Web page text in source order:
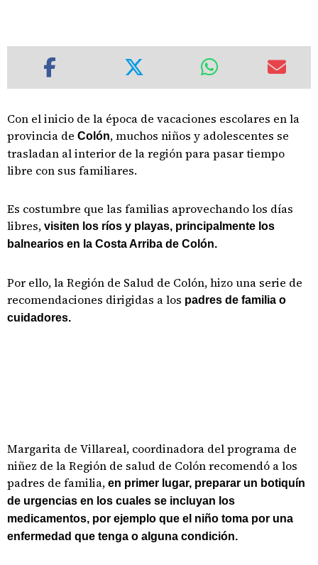
Con el inicio de la época de vacaciones escolares en la
provincia de Colón, muchos niños y adolescentes se
trasladan al interior de la región para pasar tiempo
libre con sus familiares.
Es costumbre que las familias aprovechando los días
libres, visiten los ríos y playas, principalmente los
balnearios en la Costa Arriba de Colón.
Por ello, la Región de Salud de Colón, hizo una serie de
recomendaciones dirigidas a los padres de familia o
cuidadores.
Margarita de Villareal, coordinadora del programa de
niñez de la Región de salud de Colón recomendó a los
padres de familia, en primer lugar, preparar un botiquín
de urgencias en los cuales se incluyan los
medicamentos, por ejemplo que el niño toma por una
enfermedad que tenga o alguna condición.